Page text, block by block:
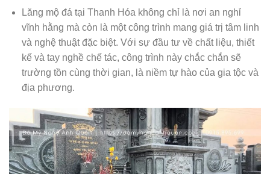
Lăng mộ đá tại Thanh Hóa không chỉ là nơi an nghỉ
vĩnh hằng mà còn là một công trình mang giá trị tâm linh
và nghệ thuật đặc biệt. Với sự đầu tư về chất liệu, thiết
kế và tay nghề chế tác, công trình này chắc chắn sẽ
trường tồn cùng thời gian, là niềm tự hào của gia tộc và
địa phương.